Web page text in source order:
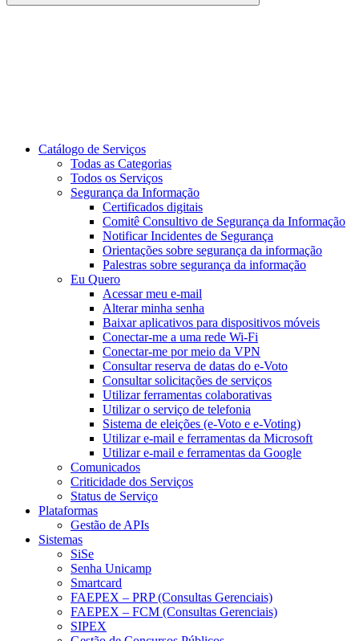
Buscar
Catálogo de Serviços
Todas as Categorias
Todos os Serviços
Segurança da Informação
Certificados digitais
Comitê Consultivo de Segurança da Informação
Notificar Incidentes de Segurança
Orientações sobre segurança da informação
Palestras sobre segurança da informação
Eu Quero
Acessar meu e-mail
Alterar minha senha
Baixar aplicativos para dispositivos móveis
Conectar-me a uma rede Wi-Fi
Conectar-me por meio da VPN
Consultar reserva de datas do e-Voto
Consultar solicitações de serviços
Utilizar ferramentas colaborativas
Utilizar o serviço de telefonia
Sistema de eleições (e-Voto e e-Voting)
Utilizar e-mail e ferramentas da Microsoft
Utilizar e-mail e ferramentas da Google
Comunicados
Criticidade dos Serviços
Status de Serviço
Plataformas
Gestão de APIs
Sistemas
SiSe
Senha Unicamp
Smartcard
FAEPEX – PRP (Consultas Gerenciais)
FAEPEX – FCM (Consultas Gerenciais)
SIPEX